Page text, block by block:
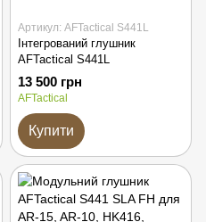
Артикул: AFTactical S441L
Інтегрований глушник
AFTactical S441L
13 500 грн
AFTactical
Купити